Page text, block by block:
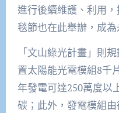
進行後續維護、利用
毯節也在此舉辦，成
「文山綠光計畫」則
置太陽能光電模組8千
年發電可達250萬度以
碳；此外，發電模組